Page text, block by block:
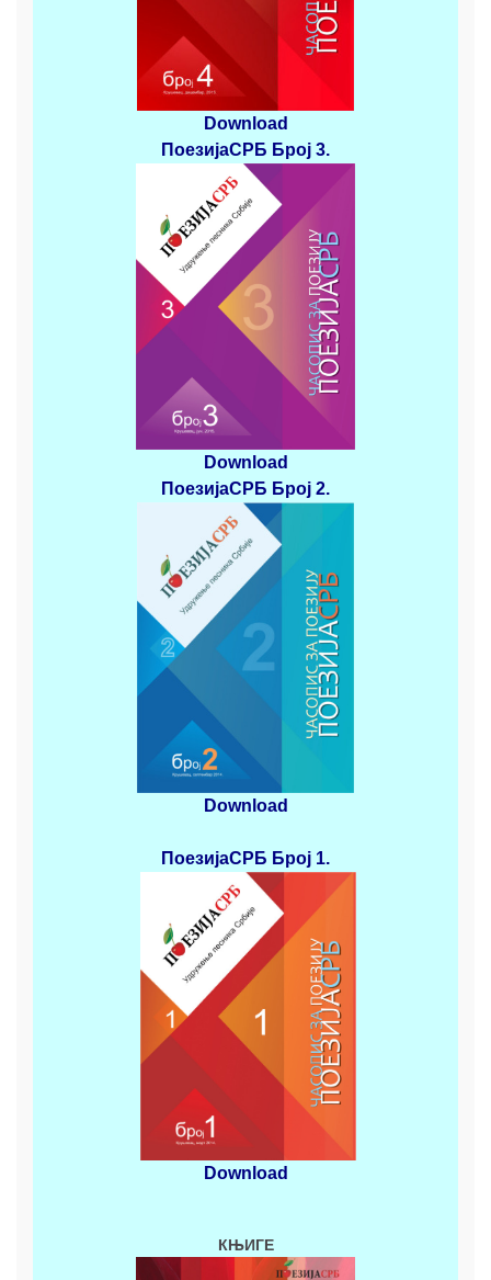
Download
ПоезијаСРБ Број 3.
Download
ПоезијаСРБ Број 2.
Download
ПоезијаСРБ Број 1.
Download
КЊИГЕ